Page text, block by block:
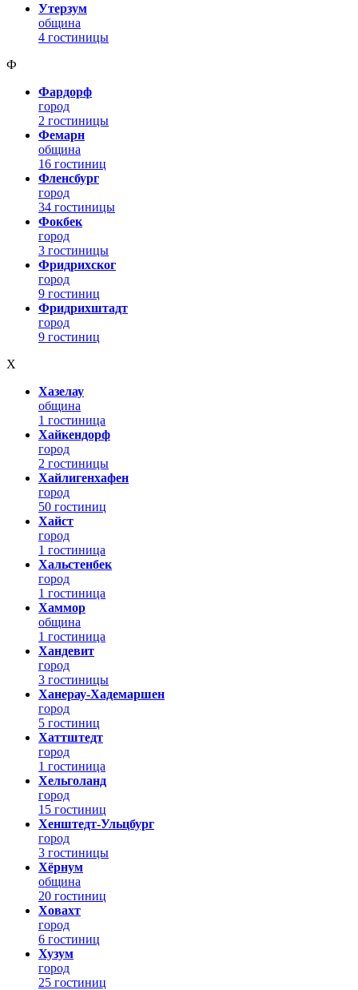
Утерзум
община
4 гостиницы
Ф
Фардорф
город
2 гостиницы
Фемарн
община
16 гостиниц
Фленсбург
город
34 гостиницы
Фокбек
город
3 гостиницы
Фридрихског
город
9 гостиниц
Фридрихштадт
город
9 гостиниц
Х
Хазелау
община
1 гостиница
Хайкендорф
город
2 гостиницы
Хайлигенхафен
город
50 гостиниц
Хайст
город
1 гостиница
Хальстенбек
город
1 гостиница
Хаммор
община
1 гостиница
Хандевит
город
3 гостиницы
Ханерау-Хадемаршен
город
5 гостиниц
Хаттштедт
город
1 гостиница
Хельголанд
город
15 гостиниц
Хенштедт-Ульцбург
город
3 гостиницы
Хёрнум
община
20 гостиниц
Ховахт
город
6 гостиниц
Хузум
город
25 гостиниц